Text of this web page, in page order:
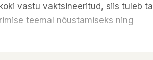
vastu vaktsineeritud, siis tuleb ta
teemal nõustamiseks ning